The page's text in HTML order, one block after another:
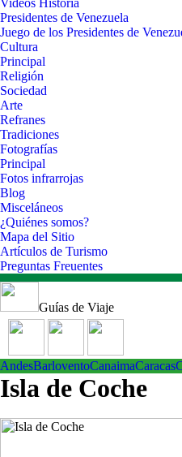
Videos Historia
Presidentes de Venezuela
Juego de los Presidentes de
Cultura
Principal
Religión
Sociedad
Arte
Refranes
Tradiciones
Fotografías
Principal
Fotos infrarrojas
Blog
Misceláneos
¿Quiénes somos?
Mapa del Sitio
Artículos de Turismo
Preguntas Freuentes
Guías de Viaje
AndesBarloventoCanaimaCaracas
Isla de Coche